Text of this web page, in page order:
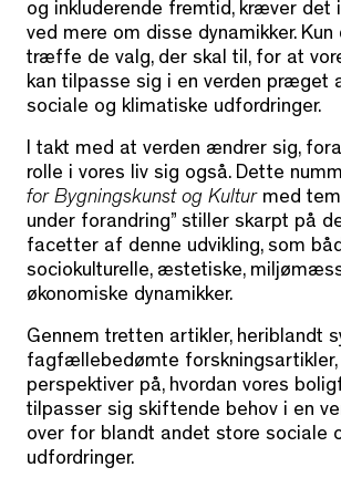
og inkluderende fremtid, kræver det
ved mere om disse dynamikker. Kun
træffe de valg, der skal til, for at
kan tilpasse sig i en verden præget
sociale og klimatiske udfordringer.
I takt med at verden ændrer sig,
rolle i vores liv sig også. Dette
for Bygningskunst og Kulturmed
under forandring” stiller skarpt på
facetter af denne udvikling, som
sociokulturelle, æstetiske,
økonomiske dynamikker.
Gennem tretten artikler, heriblandt
fagfællebedømte
perspektiver på, hvordan vores
tilpasser sig skiftende behov i en
over for blandt andet store sociale
udfordringer.